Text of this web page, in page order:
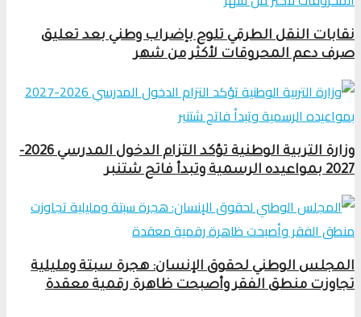
نقابات النقل الطرقي تلوح بإضراب وطني بعد تعليق
صرف دعم المحروقات لأكثر من شهر
وزارة التربية الوطنية تؤكد التزام الدخول المدرسي 2026-
2027 بمواعيده الرسمية وتبدأ فاتح شتنبر
المجلس الوطني لحقوق الإنسان: هجرة سبتة ومليلية
تجاوزت منطق الفقر وأصبحت ظاهرة رقمية معقدة